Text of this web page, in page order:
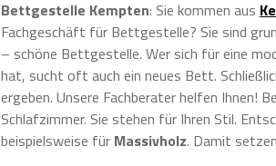
Bettgestelle Kempten: Sie kommen aus
Fachgeschäft für Bettgestelle? Sie sind
– schöne Bettgestelle. Wer sich für eine
hat, sucht oft auch ein neues Bett.
ergeben. Unsere Fachberater helfen Ihnen!
Schlafzimmer. Sie stehen für Ihren Stil.
beispielsweise für Massivholz. Damit